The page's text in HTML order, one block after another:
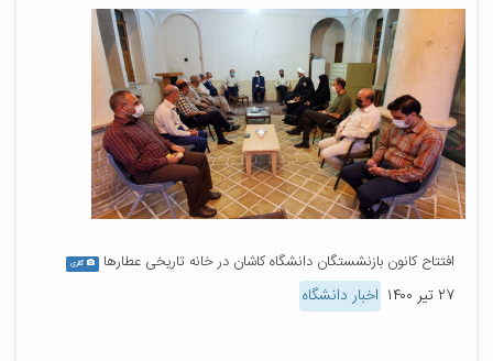
افتتاح کانون بازنشستگان دانشگاه کاشان در خانه تاریخی عطارها گالری
۲۷ تیر ۱۴۰۰ اخبار دانشگاه